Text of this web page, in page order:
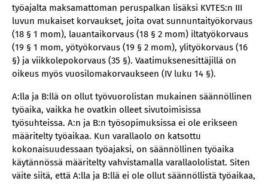
työajalta maksamattoman peruspalkan lisäksi KVTES:n III
luvun mukaiset korvaukset, joita ovat sunnuntaityökorvaus
(18 § 1 mom), lauantaikorvaus (18 § 2 mom) iltatyökorvaus
(19 § 1 mom, yötyökorvaus (19 § 2 mom), ylityökorvaus (16
§) ja viikkolepokorvaus (35 §). Vaatimuksenesittäjillä on
oikeus myös vuosilomakorvaukseen (IV luku 14 §).
A:lla ja B:llä on ollut työvuorolistan mukainen säännöllinen
työaika, vaikka he ovatkin olleet sivutoimisissa
työsuhteissa. A:n ja B:n työsopimuksissa ei ole erikseen
määritelty työaikaa. Kun varallaolo on katsottu
kokonaisuudessaan työajaksi, on säännöllinen työaika
käytännössä määritelty vahvistamalla varallaololistat. Siten
väite siitä, että A:lla ja B:llä ei ole ollut säännöllistä työaikaa,